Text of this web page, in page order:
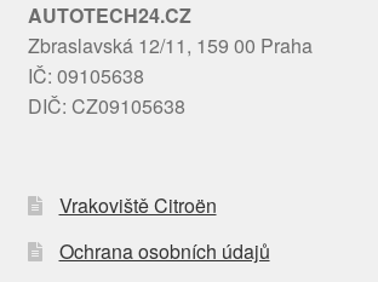
AUTOTECH24.CZ
Zbraslavská 12/11, 159 00 Praha
IČ: 09105638
DIČ: CZ09105638
Vrakoviště Citroën
Ochrana osobních údajů